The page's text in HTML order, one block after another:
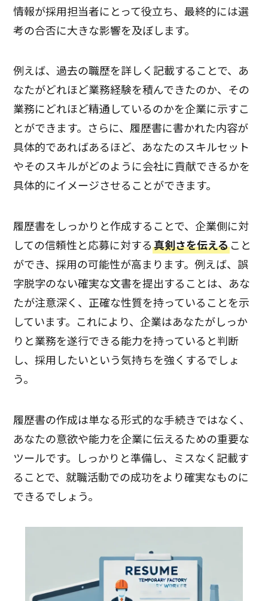
情報が採用担当者にとって役立ち、最終的には選
考の合否に大きな影響を及ぼします。
例えば、過去の職歴を詳しく記載することで、あ
なたがどれほど業務経験を積んできたのか、その
業務にどれほど精通しているのかを企業に示すこ
とができます。さらに、履歴書に書かれた内容が
具体的であればあるほど、あなたのスキルセット
やそのスキルがどのように会社に貢献できるかを
具体的にイメージさせることができます。
履歴書をしっかりと作成することで、企業側に対
しての信頼性と応募に対する真剣さを伝えること
ができ、採用の可能性が高まります。例えば、誤
字脱字のない確実な文書を提出することは、あな
たが注意深く、正確な性質を持っていることを示
しています。これにより、企業はあなたがしっか
りと業務を遂行できる能力を持っていると判断
し、採用したいという気持ちを強くするでしょ
う。
履歴書の作成は単なる形式的な手続きではなく、
あなたの意欲や能力を企業に伝えるための重要な
ツールです。しっかりと準備し、ミスなく記載す
ることで、就職活動での成功をより確実なものに
できるでしょう。